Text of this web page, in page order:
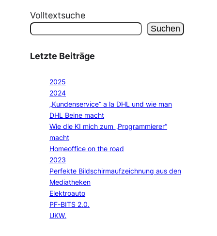
Volltextsuche
Suchen
Letzte Beiträge
2025
2024
„Kundenservice“ a la DHL und wie man
DHL Beine macht
Wie die KI mich zum „Programmierer“
macht
Homeoffice on the road
2023
Perfekte Bildschirmaufzeichnung aus den
Mediatheken
Elektroauto
PF-BITS 2.0.
UKW.